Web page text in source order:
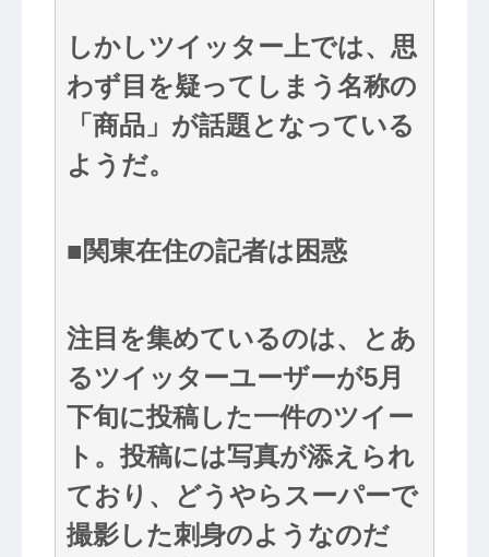
しかしツイッター上では、思
わず目を疑ってしまう名称の
「商品」が話題となっている
ようだ。
■関東在住の記者は困惑
注目を集めているのは、とあ
るツイッターユーザーが5月
下旬に投稿した一件のツイー
ト。投稿には写真が添えられ
ており、どうやらスーパーで
撮影した刺身のようなのだ